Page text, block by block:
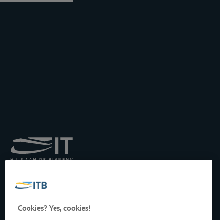
Transport par Batellerie
Drukpersstraat 19
1000 Bruxelles, Belgique
Cookies? Yes, cookies!